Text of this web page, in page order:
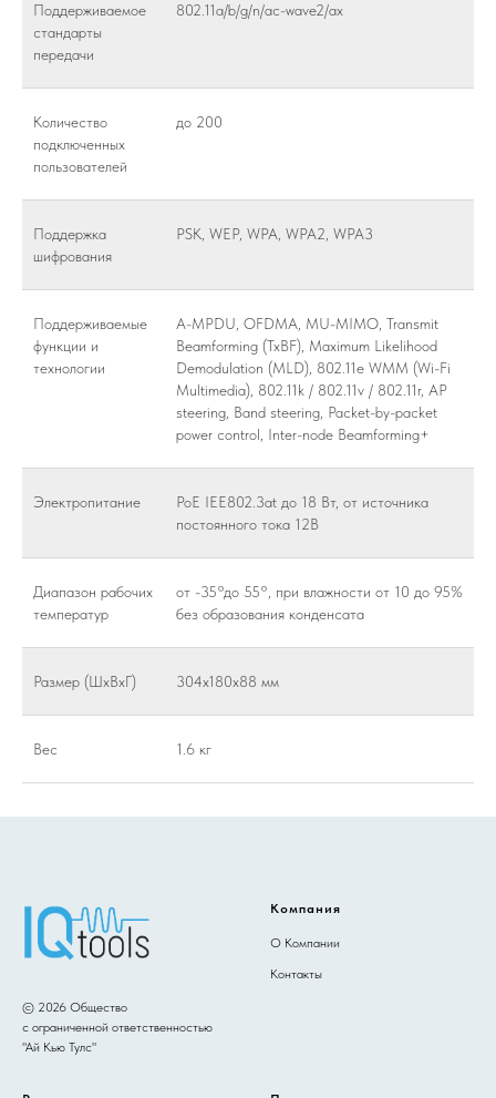
Поддерживаемое
стандарты
передачи
802.11a/b/g/n/ac-wave2/ax
Количество
подключенных
пользователей
до 200
Поддержка
шифрования
PSK, WEP, WPA, WPA2, WPA3
Поддерживаемые
функции и
технологии
A-MPDU, OFDMA, MU-MIMO, Transmit
Beamforming (TxBF), Maximum Likelihood
Demodulation (MLD), 802.11e WMM (Wi-Fi
Multimedia), 802.11k / 802.11v / 802.11r, AP
steering, Band steering, Packet-by-packet
power control, Inter-node Beamforming+
Электропитание
PoE IEE802.3at до 18 Вт, от источника
постоянного тока 12В
Диапазон рабочих
температур
от -35°до 55°, при влажности от 10 до 95%
без образования конденсата
Размер (ШхВхГ) 304x180x88 мм
Вес 1.6 кг
© 2026 Общество
с ограниченной ответственностью
"Ай Кью Тулс"
Компания
О Компании
Контакты